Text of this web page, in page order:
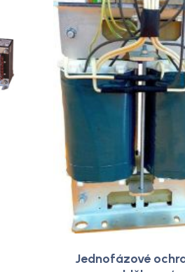
Jednofázové